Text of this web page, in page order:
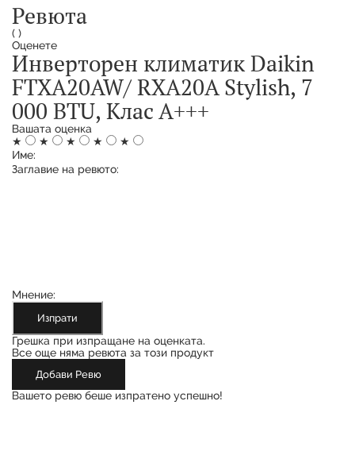
Ревюта
( )
Оценете
Инверторен климатик Daikin
FTXA20AW/ RXA20A Stylish, 7
000 BTU, Клас А+++
Вашата оценка
★
★ ★ ★
★
Име:
Заглавие на ревюто:
Мнение:
Изпрати
Грешка при изпращане на оценката.
Все още няма ревюта за този продукт
Добави Ревю
Вашето ревю беше изпратено успешно!